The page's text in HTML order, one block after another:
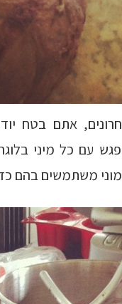
אתם בטח
עם כל מיני
כמוני משתמשים בהם